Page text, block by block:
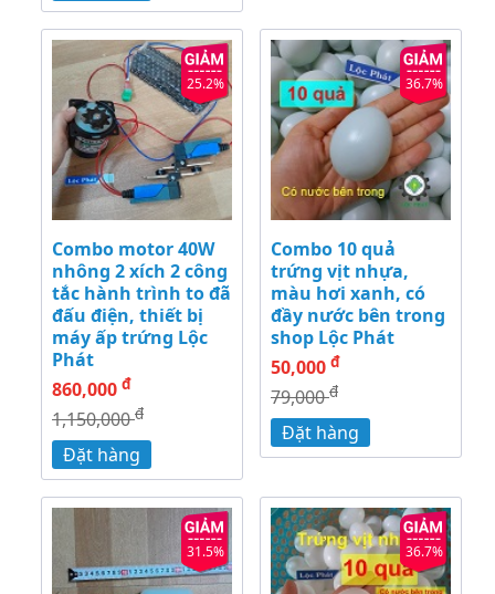
25.2%
Combo motor 40W
nhông 2 xích 2 công
tắc hành trình to đã
đấu điện, thiết bị
máy ấp trứng Lộc
Phát
860,000 đ
1,150,000đ
Đặt hàng
36.7%
Combo 10 quả
trứng vịt nhựa,
màu hơi xanh, có
đầy nước bên trong
shop Lộc Phát
50,000 đ
79,000đ
Đặt hàng
31.5% 36.7%